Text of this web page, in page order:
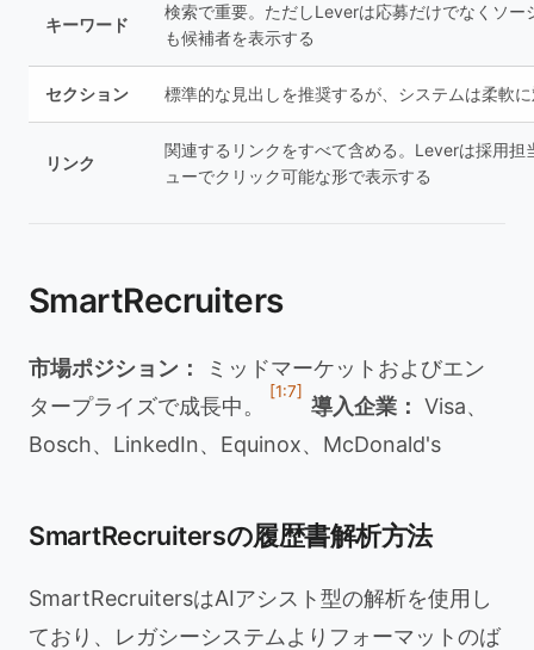
キーワード
検索で重要。ただしLeverは応募だけでなくソー
も候補者を表示する
セクション 標準的な見出しを推奨するが、システムは柔軟
リンク
関連するリンクをすべて含める。Leverは採用担
ューでクリック可能な形で表示する
SmartRecruiters
市場ポジション：
ミッドマーケットおよびエン
タープライズで成長中。
[1:7]
導入企業： Visa、
Bosch、LinkedIn、Equinox、McDonald's
SmartRecruitersの履歴書解析方法
SmartRecruitersはAIアシスト型の解析を使用し
ており、レガシーシステムよりフォーマットのば